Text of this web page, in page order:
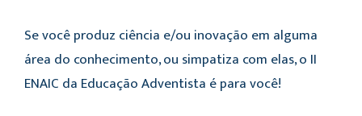
Se você produz ciência e/ou inovação em alguma
área do conhecimento, ou simpatiza com elas, o II
ENAIC da Educação Adventista é para você!